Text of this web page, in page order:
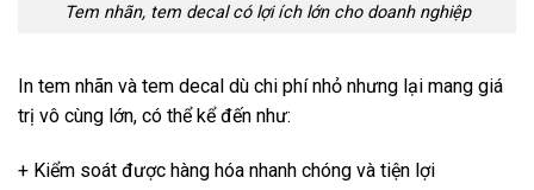
Tem nhãn, tem decal có lợi ích lớn cho doanh nghiệp
In tem nhãn và tem decal dù chi phí nhỏ nhưng lại mang giá
trị vô cùng lớn, có thể kể đến như:
+ Kiểm soát được hàng hóa nhanh chóng và tiện lợi